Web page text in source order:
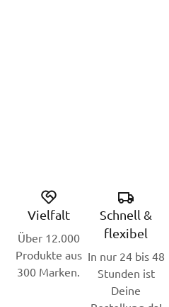
Vielfalt
Über 12.000
Produkte aus
300 Marken.
Schnell &
flexibel
In nur 24 bis 48
Stunden ist
Deine